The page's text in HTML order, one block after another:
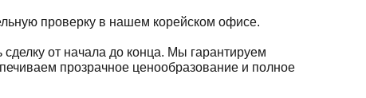
проверку в нашем корейском офисе.
от начала до конца. Мы гарантируем
прозрачное ценообразование и полное